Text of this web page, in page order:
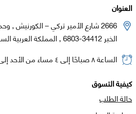
العنوان
2666 شارع الأمير تركي – الكورنيش , وحدة رقم 102
الخبر 34412-6803 , المملكة العربية السعودية
الساعة ٨ صباحًا إلى ٤ مساء من الأحد إلى الخميس
كيفية التسوق
حالة الطلب